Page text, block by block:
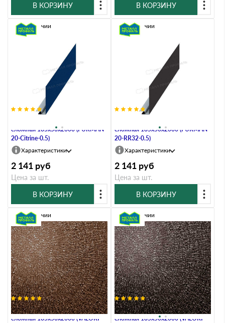
В КОРЗИНУ
В КОРЗИНУ
сложная 185х50х2000 (PURMAN-
20-Citrine-0.5)
В наличии
Характеристики
2 141 руб
Цена за шт.
В КОРЗИНУ
сложная 185х50х2000 (PURMAN-
20-RR32-0.5)
В наличии
Характеристики
2 141 руб
Цена за шт.
В КОРЗИНУ
Планка карнизного свеса
сложная 185х50х2000 (VALORI-
В наличии
Планка карнизного свеса
сложная 185х50х2000 (VALORI-
В наличии